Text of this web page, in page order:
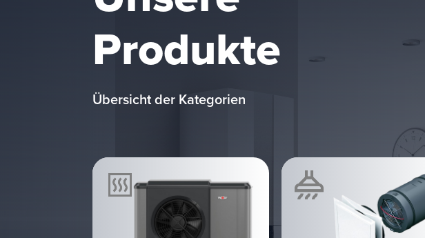
Produkte
Übersicht der Kategorien